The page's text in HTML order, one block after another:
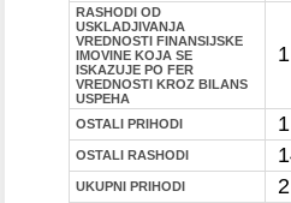
RASHODI OD
USKLADJIVANJA
VREDNOSTI FINANSIJSKE
IMOVINE KOJA SE
ISKAZUJE PO FER
VREDNOSTI KROZ BILANS
USPEHA
OSTALI PRIHODI
OSTALI RASHODI
UKUPNI PRIHODI